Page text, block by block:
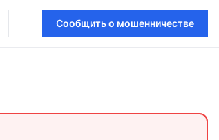
Сообщить о мошенничестве